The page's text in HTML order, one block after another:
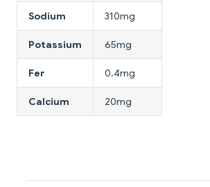
Sodium 310mg
Potassium 65mg
Fer 0.4mg
Calcium 20mg